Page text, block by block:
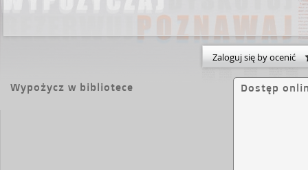
Zaloguj się by ocenić
Wypożycz w bibliotece Dostęp